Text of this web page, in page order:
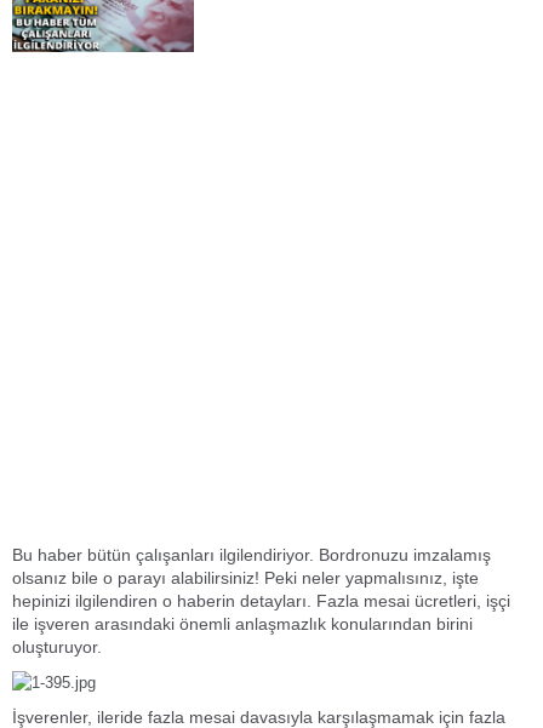
Bu haber bütün çalışanları ilgilendiriyor. Bordronuzu imzalamış
olsanız bile o parayı alabilirsiniz! Peki neler yapmalısınız, işte
hepinizi ilgilendiren o haberin detayları. Fazla mesai ücretleri, işçi
ile işveren arasındaki önemli anlaşmazlık konularından birini
oluşturuyor.
İşverenler, ileride fazla mesai davasıyla karşılaşmamak için fazla